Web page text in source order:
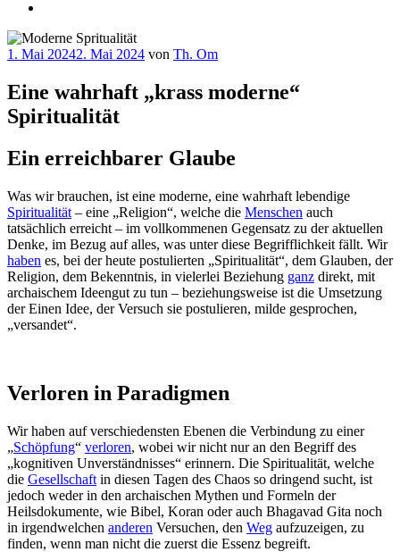
Veröffentlicht
1. Mai 20242. Mai 2024 von Th. Om
Eine wahrhaft „krass moderne“
Spiritualität
Ein erreichbarer Glaube
Was wir brauchen, ist eine moderne, eine wahrhaft lebendige
Spiritualität – eine „Religion“, welche die Menschen auch
tatsächlich erreicht – im vollkommenen Gegensatz zu der aktuellen
Denke, im Bezug auf alles, was unter diese Begrifflichkeit fällt. Wir
haben es, bei der heute postulierten „Spiritualität“, dem Glauben, der
Religion, dem Bekenntnis, in vielerlei Beziehung ganz direkt, mit
archaischem Ideengut zu tun – beziehungsweise ist die Umsetzung
der Einen Idee, der Versuch sie postulieren, milde gesprochen,
„versandet“.
Verloren in Paradigmen
Wir haben auf verschiedensten Ebenen die Verbindung zu einer
„Schöpfung“ verloren, wobei wir nicht nur an den Begriff des
„kognitiven Unverständnisses“ erinnern. Die Spiritualität, welche
die Gesellschaft in diesen Tagen des Chaos so dringend sucht, ist
jedoch weder in den archaischen Mythen und Formeln der
Heilsdokumente, wie Bibel, Koran oder auch Bhagavad Gita noch
in irgendwelchen anderen Versuchen, den Weg aufzuzeigen, zu
finden, wenn man nicht die zuerst die Essenz begreift.